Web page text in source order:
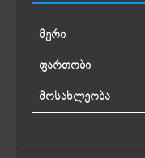
მერი
ფართობი
მოსახლეობა